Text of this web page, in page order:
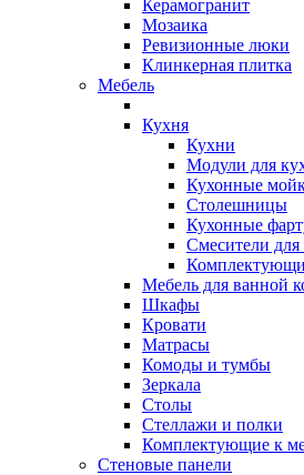
Керамогранит
Мозаика
Ревизионные люки
Клинкерная плитка
Мебель
Кухня
Кухни
Модули для
Кухонные
Столешницы
Кухонные
Смесители для
Мебель для ванной
Шкафы
Кровати
Матрасы
Комоды и тумбы
Зеркала
Столы
Стеллажи и полки
Комплектующие к
Стеновые панели